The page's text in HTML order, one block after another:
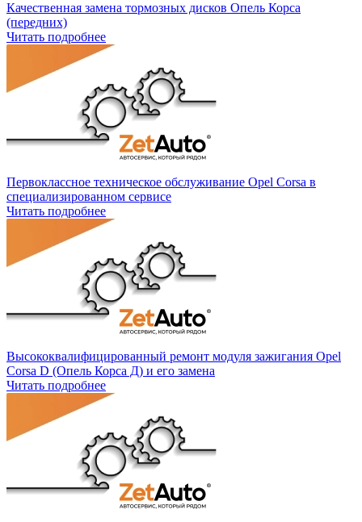
Качественная замена тормозных дисков Опель Корса
(передних)
Читать подробнее
Первоклассное техническое обслуживание Opel Corsa в
специализированном сервисе
Читать подробнее
Высококвалифицированный ремонт модуля зажигания Opel
Corsa D (Опель Корса Д) и его замена
Читать подробнее